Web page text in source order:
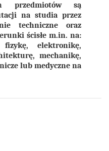
są
na studia przez
techniczne oraz
ścisłe m.in. na:
fizykę, elektronikę,
mechanikę,
lub medyczne na